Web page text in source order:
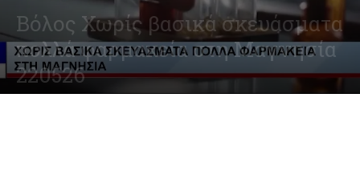
Βόλος Χωρίς βασικά σκευάσματα
πολλά φαρμακεία στη Μαγνησία
220526